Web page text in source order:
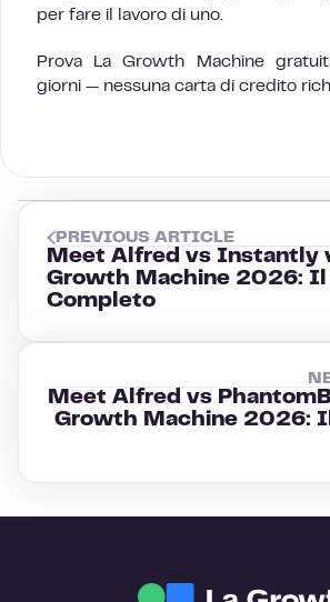
per fare il lavoro di uno.
Prova La Growth Machine
giorni — nessuna carta di credito
PREVIOUS ARTICLE
Meet Alfred vs Instantly
Growth Machine 2026: Il
Completo
Meet Alfred vs
Growth Machine 2026: